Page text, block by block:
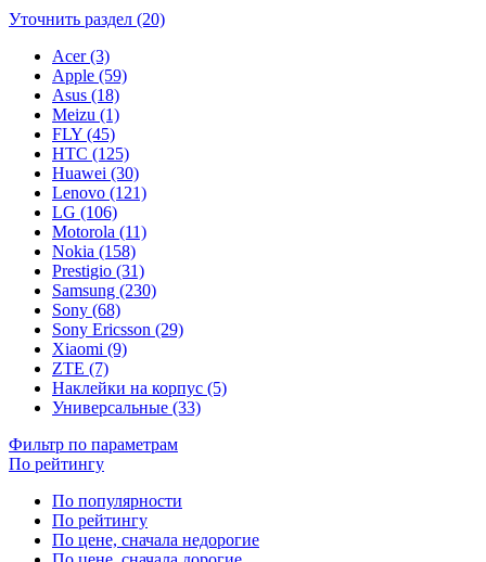
Уточнить раздел (20)
Acer (3)
Apple (59)
Asus (18)
Meizu (1)
FLY (45)
HTC (125)
Huawei (30)
Lenovo (121)
LG (106)
Motorola (11)
Nokia (158)
Prestigio (31)
Samsung (230)
Sony (68)
Sony Ericsson (29)
Xiaomi (9)
ZTE (7)
Наклейки на корпус (5)
Универсальные (33)
Фильтр по параметрам
По рейтингу
По популярности
По рейтингу
По цене, сначала недорогие